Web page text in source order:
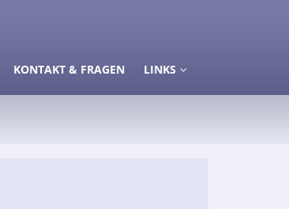
KONTAKT & FRAGEN LINKS